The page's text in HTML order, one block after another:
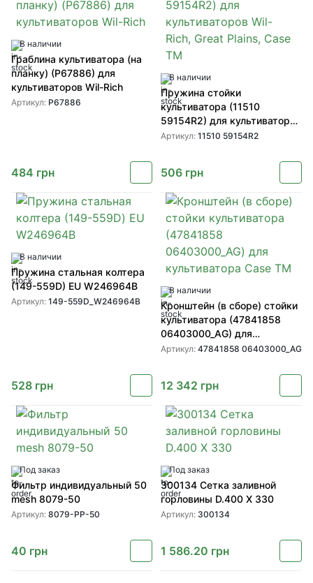
В наличии
Граблина культиватора (на
планку) (P67886) для
культиваторов Wil-Rich
Артикул: P67886
484 грн
В наличии
Пружина стойки
культиватора (11510
59154R2) для культиваторов
Wil-Rich, Great Plains, Case
Артикул: 11510 59154R2
506 грн
В наличии
Пружина стальная колтера
(149-559D) EU W246964B
Артикул: 149-559D_W246964B
528 грн
В наличии
Кронштейн (в сборе) стойки
культиватора (47841858
06403000_AG) для
культиватора Case TM
Артикул: 47841858 06403000_AG
12 342 грн
Под заказ
Фильтр индивидуальный 50
mesh 8079-50
Артикул: 8079-PP-50
40 грн
Под заказ
300134 Сетка заливной
горловины D.400 X 330
Артикул: 300134
1 586.20 грн